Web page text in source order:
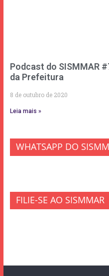
Podcast do SISMMAR
da Prefeitura
8 de outubro de 2020
Leia mais »
WHATSAPP DO
FILIE-SE AO SISMMAR